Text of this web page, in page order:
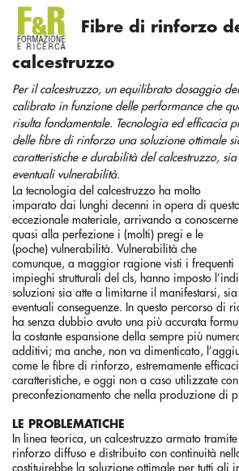
Fibre di rinforzo
calcestruzzo
Per il calcestruzzo, un equilibrato dosaggio
calibrato in funzione delle performance che
risulta fondamentale. Tecnologia ed efficacia
delle fibre di rinforzo una soluzione ottimale
caratteristiche e durabilità del calcestruzzo,
eventuali vulnerabilità.
La tecnologia del calcestruzzo ha molto
imparato dai lunghi decenni in opera di
eccezionale materiale, arrivando a conoscerne
quasi alla perfezione i (molti) pregi e le
(poche) vulnerabilità. Vulnerabilità che
comunque, a maggior ragione visti i frequenti
impieghi strutturali del cls, hanno imposto
soluzioni sia atte a limitarne il manifestarsi,
eventuali conseguenze. In questo percorso di
ha senza dubbio avuto una più accurata
la costante espansione della sempre più
additivi; ma anche, non va dimenticato,
come le fibre di rinforzo, estremamente
caratteristiche, e oggi non a caso utilizzate con
preconfezionamento che nella produzione di
LE PROBLEMATICHE
In linea teorica, un calcestruzzo armato
rinforzo diffuso e distribuito con continuità
costituirebbe la soluzione ottimale per tutti gli